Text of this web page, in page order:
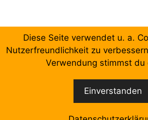
Chronologische Aufzählung
© 2026 Forum Gewerkschaftliche
Erstellt mit
Diese Seite verwendet u. a.
Nutzerfreundlichkeit zu
Verwendung stimmst du
Einverstanden